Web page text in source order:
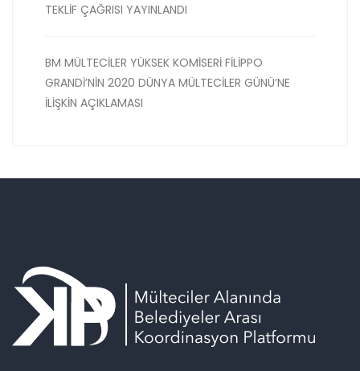
TEKLİF ÇAĞRISI YAYINLANDI
BM MÜLTECİLER YÜKSEK KOMİSERİ FİLİPPO
GRANDİ’NİN 2020 DÜNYA MÜLTECİLER GÜNÜ’NE
İLİŞKİN AÇIKLAMASI